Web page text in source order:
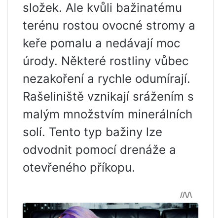
složek. Ale kvůli bažinatému
terénu rostou ovocné stromy a
keře pomalu a nedávají moc
úrody. Některé rostliny vůbec
nezakoření a rychle odumírají.
Rašeliniště vznikají srážením s
malým množstvím minerálních
solí. Tento typ bažiny lze
odvodnit pomocí drenáže a
otevřeného příkopu.